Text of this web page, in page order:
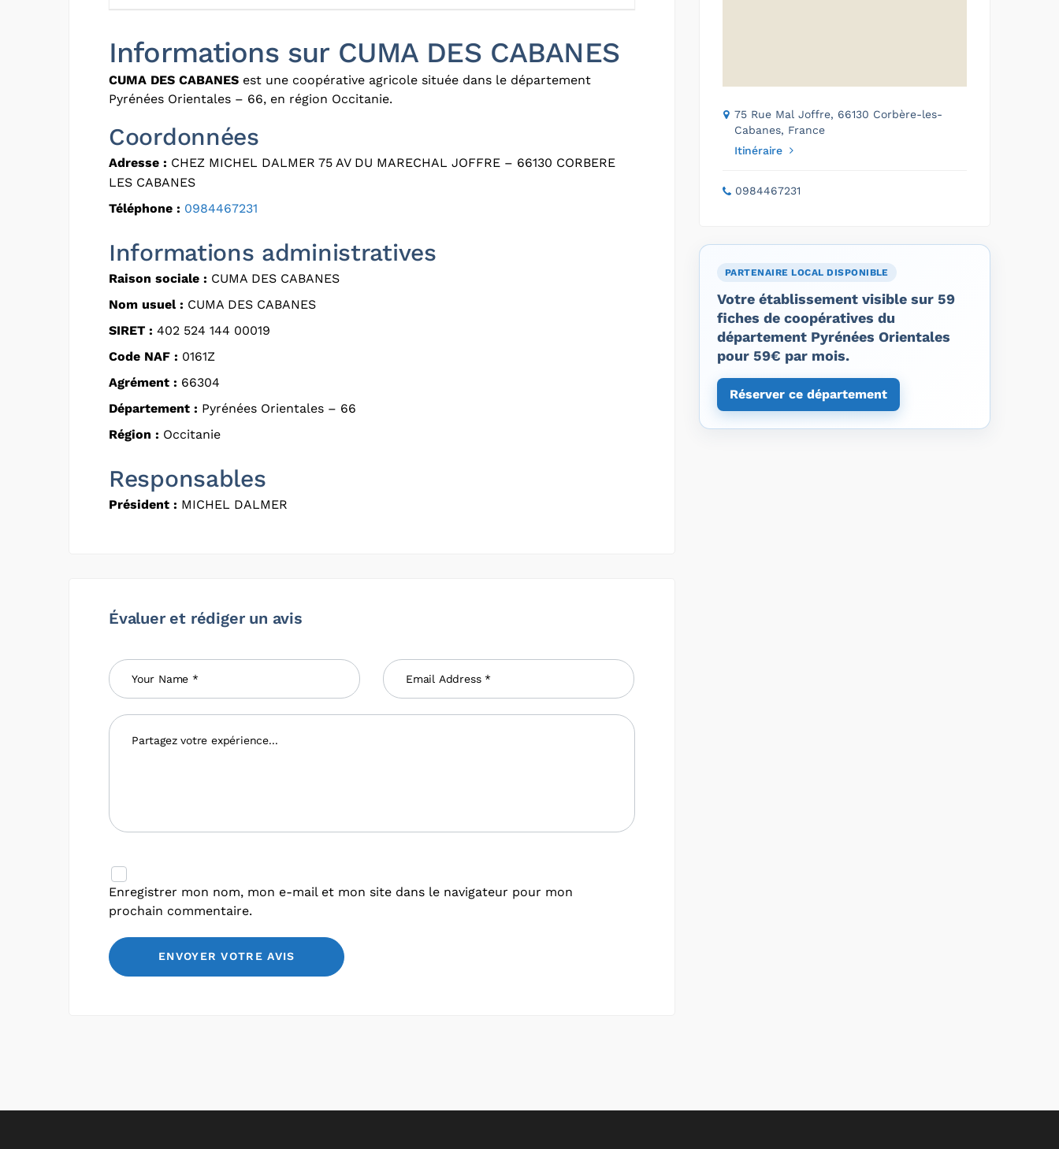
Informations sur CUMA DES CABANES
CUMA DES CABANES est une coopérative agricole située dans le département
Pyrénées Orientales – 66, en région Occitanie.
Coordonnées
Adresse : CHEZ MICHEL DALMER 75 AV DU MARECHAL JOFFRE – 66130 CORBERE
LES CABANES
Téléphone : 0984467231
Informations administratives
Raison sociale : CUMA DES CABANES
Nom usuel : CUMA DES CABANES
SIRET : 402 524 144 00019
Code NAF : 0161Z
Agrément : 66304
Département : Pyrénées Orientales – 66
Région : Occitanie
Responsables
Président : MICHEL DALMER
Évaluer et rédiger un avis
Enregistrer mon nom, mon e-mail et mon site dans le navigateur pour mon
prochain commentaire.
75 Rue Mal Joffre, 66130 Corbère-les-
Cabanes, France
Itinéraire
0984467231
PARTENAIRE LOCAL DISPONIBLE
Votre établissement visible sur 59
fiches de coopératives du
département Pyrénées Orientales
pour 59€ par mois.
Réserver ce département